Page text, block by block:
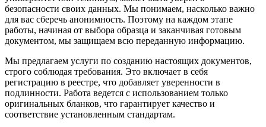
безопасности своих данных. Мы понимаем, насколько важно
для вас сберечь анонимность. Поэтому на каждом этапе
работы, начиная от выбора образца и заканчивая готовым
документом, мы защищаем всю переданную информацию.
Мы предлагаем услуги по созданию настоящих документов,
строго соблюдая требования. Это включает в себя
регистрацию в реестре, что добавляет уверенности в
подлинности. Работа ведется с использованием только
оригинальных бланков, что гарантирует качество и
соответствие установленным стандартам.